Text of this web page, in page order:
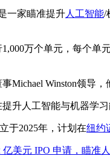
一家瞄准提升人工智能/
1,000万个单元，每个
Michael Winston领导，
提升人工智能与机器学
于2025年，计划在纽约
亿美元 IPO 申请，瞄准